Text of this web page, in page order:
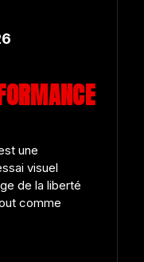
une
visuel
de la liberté
comme